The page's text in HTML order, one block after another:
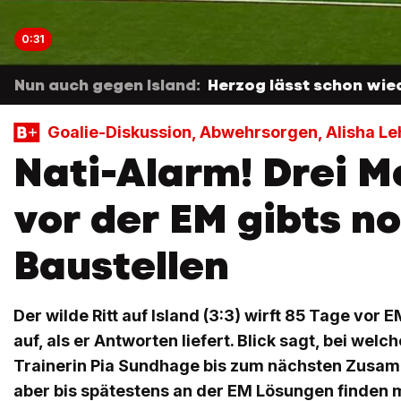
0:31
Nun auch gegen Island: Herzog lässt schon
Goalie-Diskussion, Abwehrsorgen, Alisha
Nati-Alarm! Drei
vor der EM gibts
Baustellen
Der wilde Ritt auf Island (3:3) wirft 85 Tage vor
auf, als er Antworten liefert. Blick sagt, bei
Trainerin Pia Sundhage bis zum nächsten
aber bis spätestens an der EM Lösungen finden